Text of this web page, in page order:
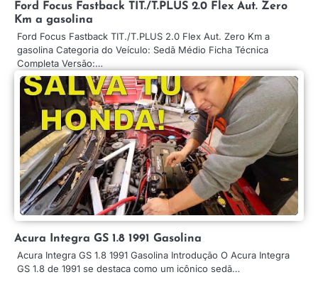
Ford Focus Fastback TIT./T.PLUS 2.0 Flex Aut. Zero
Km a gasolina
Ford Focus Fastback TIT./T.PLUS 2.0 Flex Aut. Zero Km a
gasolina Categoria do Veículo: Sedã Médio Ficha Técnica
Completa Versão:…
Acura Integra GS 1.8 1991 Gasolina
Acura Integra GS 1.8 1991 Gasolina Introdução O Acura Integra
GS 1.8 de 1991 se destaca como um icônico sedã…